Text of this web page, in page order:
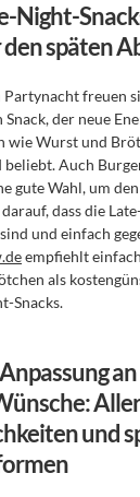
Night-
späten
Partynacht freuen
der neue
wie Wurst und
beliebt. Auch
gute Wahl, um
dass die
und einfach
empfiehlt
als
Snacks.
an
und